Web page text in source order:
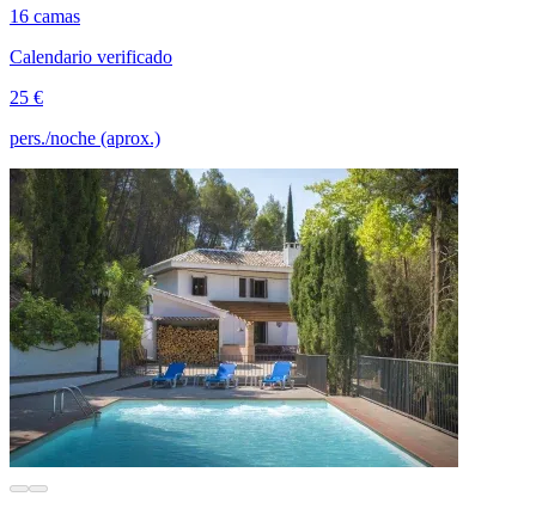
16 camas
Calendario verificado
25 €
pers./noche (aprox.)